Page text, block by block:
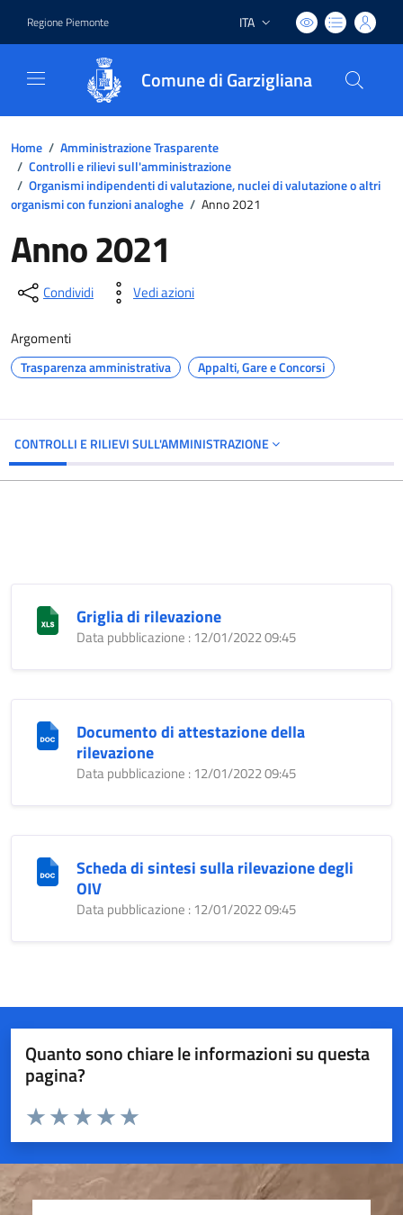
Regione Piemonte Lingua attiva:
ITA
Comune di Garzigliana
Home / Amministrazione Trasparente
/ Controlli e rilievi sull'amministrazione
/ Organismi indipendenti di valutazione, nuclei di valutazione o altri
organismi con funzioni analoghe / Anno 2021
Anno 2021
Condividi Vedi azioni
Argomenti
Trasparenza amministrativa Appalti, Gare e Concorsi
CONTROLLI E RILIEVI SULL'AMMINISTRAZIONE
Griglia di rilevazione
Data pubblicazione : 12/01/2022 09:45
Documento di attestazione della
rilevazione
Data pubblicazione : 12/01/2022 09:45
Scheda di sintesi sulla rilevazione degli
OIV
Data pubblicazione : 12/01/2022 09:45
Quanto sono chiare le informazioni su questa
pagina?
Valuta da 1 a 5 stelle la pagina
Valuta 5 stelle su 5
Valuta 4 stelle su 5
Valuta 3 stelle su 5
Valuta 2 stelle su 5
Valuta 1 stelle su 5